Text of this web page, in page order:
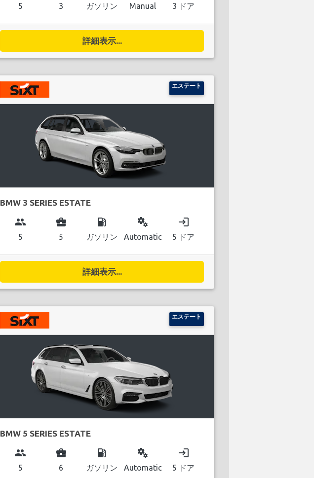
5 3 ガソリン Manual 3 ドア
詳細表示...
エステート
BMW 3 SERIES ESTATE
group
5
business_center
5
local_gas_station
ガソリン
miscellaneous_services
Automatic
login
5 ドア
詳細表示...
エステート
BMW 5 SERIES ESTATE
group
5
business_center
6
local_gas_station
ガソリン
miscellaneous_services
Automatic
login
5 ドア